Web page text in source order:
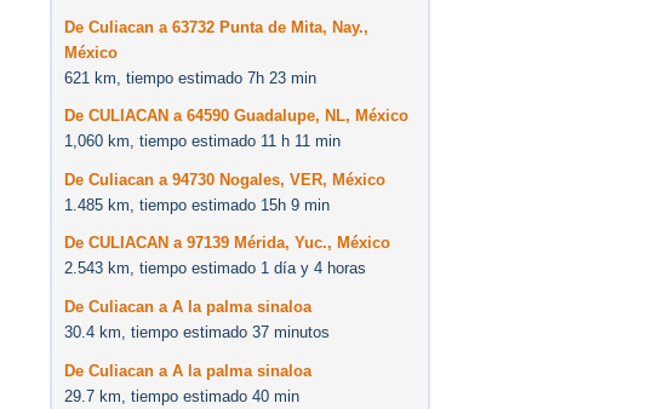
De Culiacan a 63732 Punta de Mita, Nay.,
México
621 km, tiempo estimado 7h 23 min
De CULIACAN a 64590 Guadalupe, NL, México
1,060 km, tiempo estimado 11 h 11 min
De Culiacan a 94730 Nogales, VER, México
1.485 km, tiempo estimado 15h 9 min
De CULIACAN a 97139 Mérida, Yuc., México
2.543 km, tiempo estimado 1 día y 4 horas
De Culiacan a A la palma sinaloa
30.4 km, tiempo estimado 37 minutos
De Culiacan a A la palma sinaloa
29.7 km, tiempo estimado 40 min